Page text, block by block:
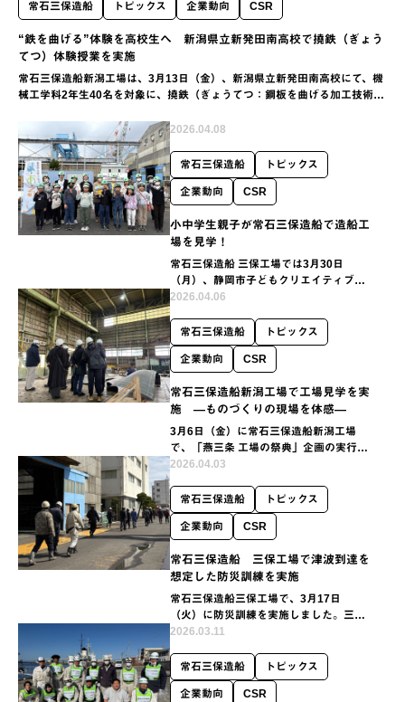
常石三保造船 トピックス 企業動向 CSR
“鉄を曲げる”体験を高校生へ 新潟県立新発田南高校で撓鉄（ぎょう
てつ）体験授業を実施
常石三保造船新潟工場は、3月13日（金）、新潟県立新発田南高校にて、機
械工学科2年生40名を対象に、撓鉄（ぎょうてつ：鋼板を曲げる加工技術）
2026.04.08
常石三保造船 トピックス
企業動向 CSR
小中学生親子が常石三保造船で造船工
場を見学！
常石三保造船 三保工場では3月30日
（月）、静岡市子どもクリエイティブタ
ウン「ま・あ・る」の仕事・ものづくり
講座の一環として、工場見学を実施しま
した。
2026.04.06
常石三保造船 トピックス
企業動向 CSR
常石三保造船新潟工場で工場見学を実
施 ―ものづくりの現場を体感―
3月6日（金）に常石三保造船新潟工場
で、「燕三条 工場の祭典」企画の実行委
員会の方からご依頼いただき関係者を対
象とした工場見学を実施しました。
2026.04.03
常石三保造船 トピックス
企業動向 CSR
常石三保造船 三保工場で津波到達を
想定した防災訓練を実施
常石三保造船三保工場で、3月17日
（火）に防災訓練を実施しました。三保
工場では従業員および協力会社を対象
に、毎年継続して防災訓練実施に取り組
んでいます。本年の訓練では、昨年7月の
津波警報発令時の避難経…
2026.03.11
常石三保造船 トピックス
企業動向 CSR